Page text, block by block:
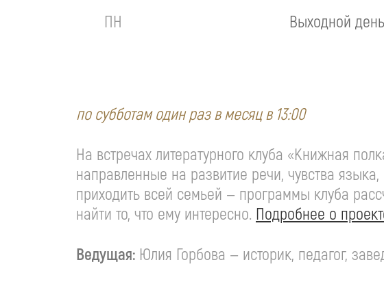
ПН
Выходной день
по субботам один раз в месяц в 13:00
На встречах литературного клуба «Книжная
направленные на развитие речи, чувства
приходить всей семьей — программы клуба
найти то, что ему интересно. Подробнее о
Ведущая: Юлия Горбова — историк, педагог,